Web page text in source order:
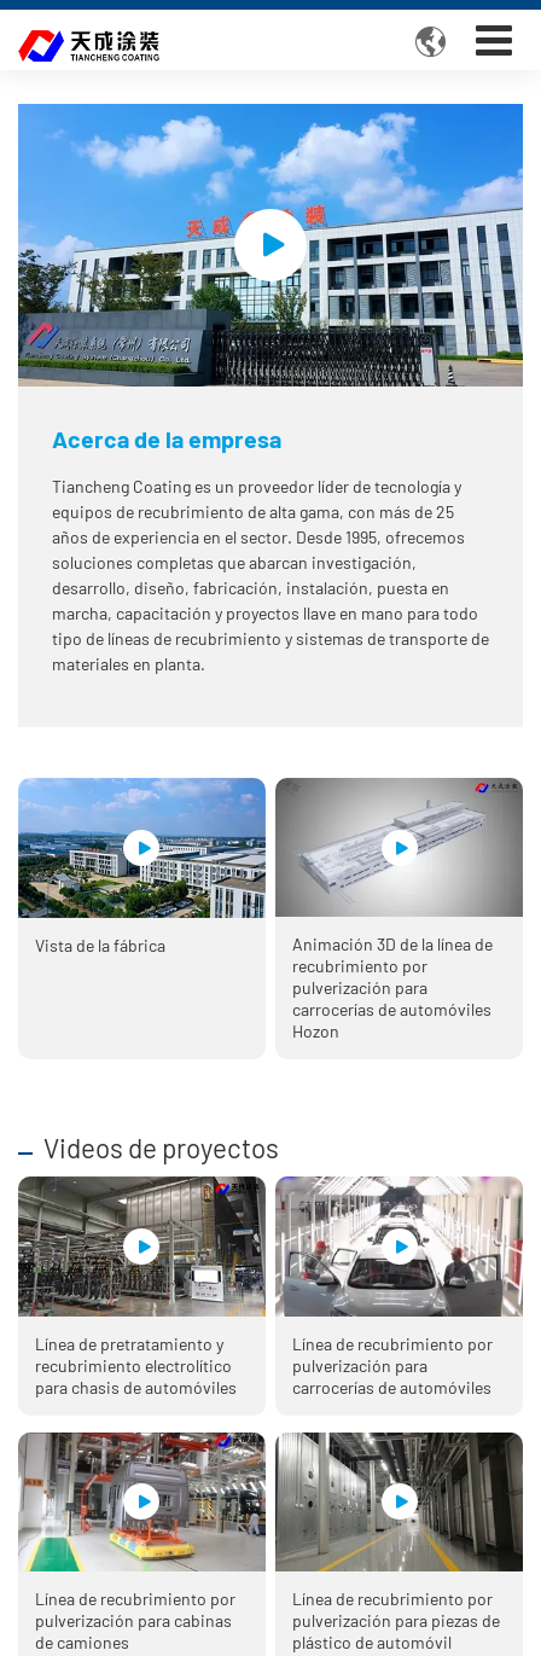

Acerca de la empresa
Tiancheng Coating es un proveedor líder de tecnología y
equipos de recubrimiento de alta gama, con más de 25
años de experiencia en el sector. Desde 1995, ofrecemos
soluciones completas que abarcan investigación,
desarrollo, diseño, fabricación, instalación, puesta en
marcha, capacitación y proyectos llave en mano para todo
tipo de líneas de recubrimiento y sistemas de transporte de
materiales en planta.
Vista de la fábrica
Animación 3D de la línea de
recubrimiento por
pulverización para
carrocerías de automóviles
Hozon
Videos de proyectos
Línea de pretratamiento y
recubrimiento electrolítico
para chasis de automóviles
Línea de recubrimiento por
pulverización para
carrocerías de automóviles
Línea de recubrimiento por
pulverización para cabinas
de camiones
Línea de recubrimiento por
pulverización para piezas de
plástico de automóvil